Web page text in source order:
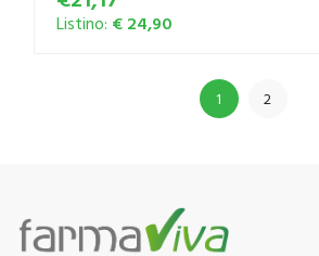
Listino: € 24,90
1 2